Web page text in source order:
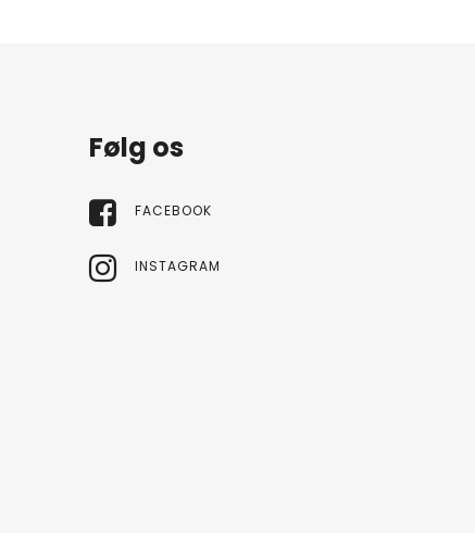
Følg os
FACEBOOK
INSTAGRAM